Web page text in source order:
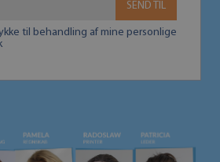
SEND TIL
til behandling af mine personlige